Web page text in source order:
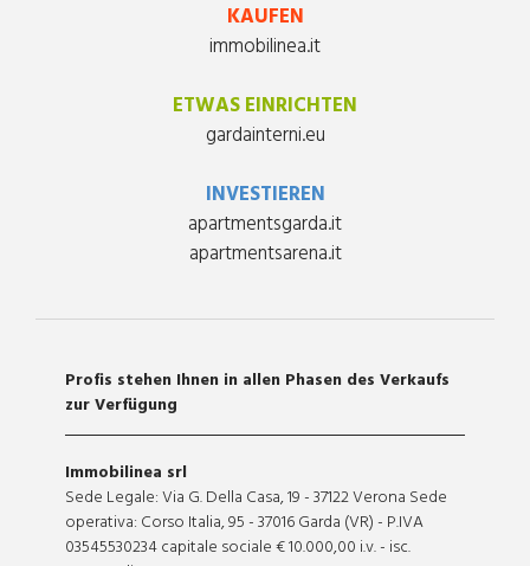
Profis stehen Ihnen in allen Phasen des Verkaufs
zur Verfügung
Immobilinea srl
Sede Legale: Via G. Della Casa, 19 - 37122 Verona Sede
operativa: Corso Italia, 95 - 37016 Garda (VR) - P.IVA
03545530234 capitale sociale € 10.000,00 i.v. - isc.
KAUFEN
immobilinea.it
ETWAS EINRICHTEN
gardainterni.eu
INVESTIEREN
apartmentsgarda.it
apartmentsarena.it